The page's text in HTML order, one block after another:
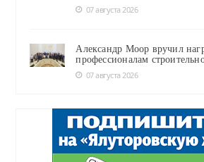
07 августа 2026
Александр Моор вручил
профессионалам
07 августа 2026